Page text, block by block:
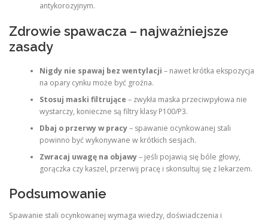
antykorozyjnym.
Zdrowie spawacza – najważniejsze
zasady
Nigdy nie spawaj bez wentylacji – nawet krótka ekspozycja
na opary cynku może być groźna.
Stosuj maski filtrujące – zwykła maska przeciwpyłowa nie
wystarczy, konieczne są filtry klasy P100/P3.
Dbaj o przerwy w pracy– spawanie ocynkowanej stali
powinno być wykonywane w krótkich sesjach.
Zwracaj uwagę na objawy– jeśli pojawią się bóle głowy,
gorączka czy kaszel, przerwij pracę i skonsultuj się z lekarzem.
Podsumowanie
Spawanie stali ocynkowanej wymaga wiedzy, doświadczenia i